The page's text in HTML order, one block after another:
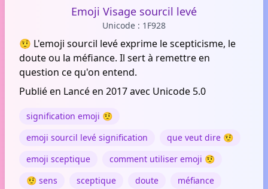
Emoji Visage sourcil levé
Unicode : 1F928
🤨 L'emoji sourcil levé exprime le scepticisme, le
doute ou la méfiance. Il sert à remettre en
question ce qu'on entend.
Publié en Lancé en 2017 avec Unicode 5.0
signification emoji 🤨
emoji sourcil levé signification
que veut dire 🤨
emoji sceptique
comment utiliser emoji 🤨
🤨 sens
sceptique doute
méfiance